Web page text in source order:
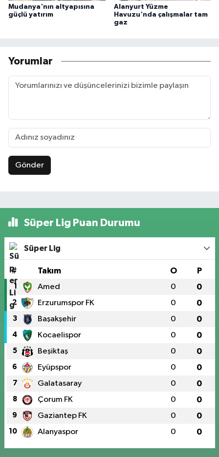
Mudanya'nın altyapısına
güçlü yatırım
Alanyurt Yüzme
Havuzu'nda çalışmalar tam
gaz
Yorumlar
Gönder
Süper Lig Puan Durumu
Süper Lig
# Takım O P
1 Amed 0 0
2 Erzurumspor FK 0 0
3 Başakşehir 0 0
4 Kocaelispor 0 0
5 Beşiktaş 0 0
6 Eyüpspor 0 0
7 Galatasaray 0 0
8 Çorum FK 0 0
9 Gaziantep FK 0 0
10 Alanyaspor 0 0